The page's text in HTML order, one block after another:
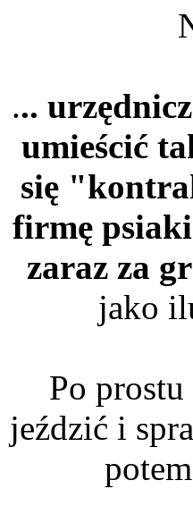
...
umieścić
się
firmę
zaraz za
jako
Po
jeździć i